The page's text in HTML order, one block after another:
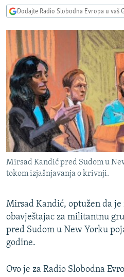
INFOGRAFIKE
KINA NA BALKANU
RSE PRIČE IZ SVIJETA
ISPRIČAJ MI
DNEVNO@RSE
SPECIJALI RSE
VIŠE OD NASLOVA
GENOCID U SREBRENICI
POPLAVE I KLIZIŠTA U BIH 2024.
TV LIBERTY
MOJA EVROPA
TRI DECENIJE OD RATA U BIH
SVE KARTE DEJTONA
PRATITE NAS
Sve RFE/RL stranice
Dodajte Radio Slobodna Evropa u vaš
Mirsad Kandić pred Sudom u
tokom izjašnjavanja o krivnji.
Mirsad Kandić, optužen da
obavještajac za militantnu
pred Sudom u New Yorku
godine.
Ovo je za Radio Slobodna